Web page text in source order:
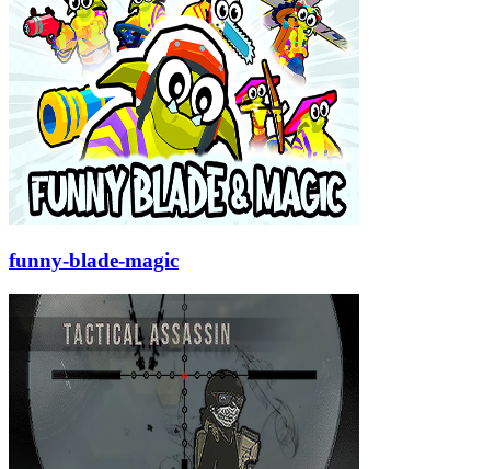
funny-blade-magic